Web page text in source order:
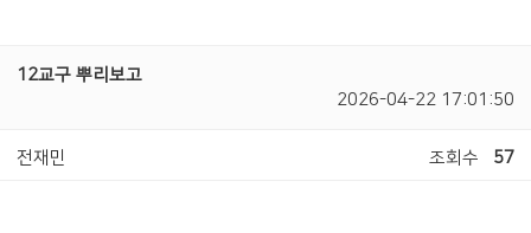
12교구 뿌리보고
2026-04-22 17:01:50
전재민 조회수 57